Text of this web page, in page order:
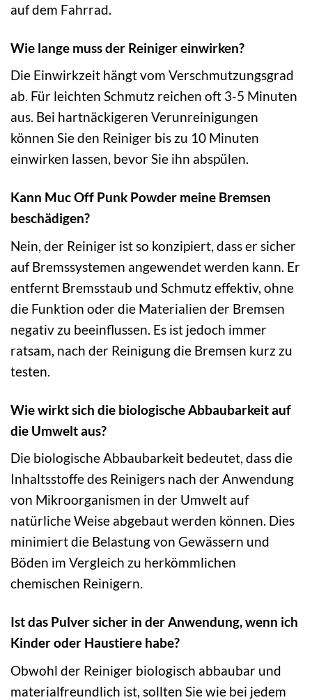
auf dem Fahrrad.
Wie lange muss der Reiniger einwirken?
Die Einwirkzeit hängt vom Verschmutzungsgrad
ab. Für leichten Schmutz reichen oft 3-5 Minuten
aus. Bei hartnäckigeren Verunreinigungen
können Sie den Reiniger bis zu 10 Minuten
einwirken lassen, bevor Sie ihn abspülen.
Kann Muc Off Punk Powder meine Bremsen
beschädigen?
Nein, der Reiniger ist so konzipiert, dass er sicher
auf Bremssystemen angewendet werden kann. Er
entfernt Bremsstaub und Schmutz effektiv, ohne
die Funktion oder die Materialien der Bremsen
negativ zu beeinflussen. Es ist jedoch immer
ratsam, nach der Reinigung die Bremsen kurz zu
testen.
Wie wirkt sich die biologische Abbaubarkeit auf
die Umwelt aus?
Die biologische Abbaubarkeit bedeutet, dass die
Inhaltsstoffe des Reinigers nach der Anwendung
von Mikroorganismen in der Umwelt auf
natürliche Weise abgebaut werden können. Dies
minimiert die Belastung von Gewässern und
Böden im Vergleich zu herkömmlichen
chemischen Reinigern.
Ist das Pulver sicher in der Anwendung, wenn ich
Kinder oder Haustiere habe?
Obwohl der Reiniger biologisch abbaubar und
materialfreundlich ist, sollten Sie wie bei jedem